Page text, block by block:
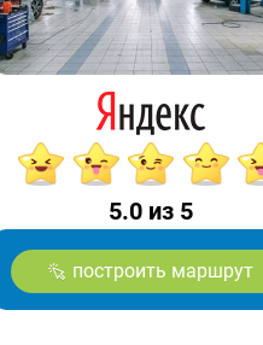
5.0 из 5
построить маршрут